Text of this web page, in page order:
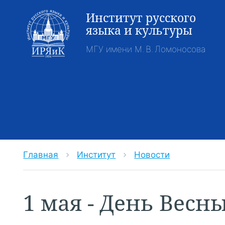
Институт русского
языка и культуры
МГУ имени М. В. Ломоносова
Главная chevron_right Институт chevron_right Новости
1 мая - День